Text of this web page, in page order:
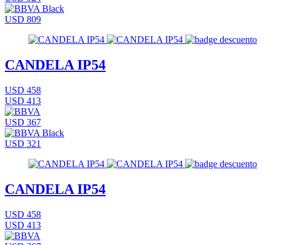
USD 809
CANDELA IP54
USD 458
USD 413
USD 367
USD 321
CANDELA IP54
USD 458
USD 413